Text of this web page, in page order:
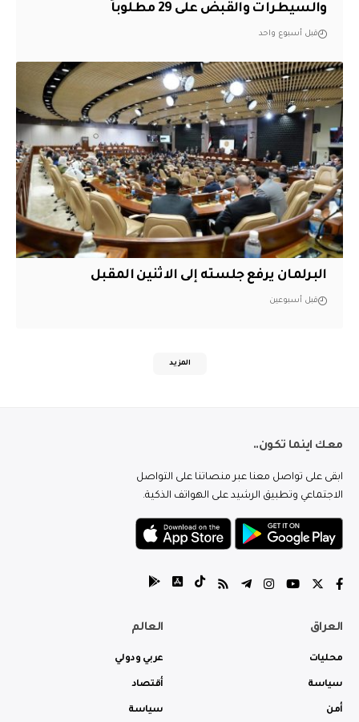
والسيطرات والقبض على 29 مطلوباً
قبل أسبوع واحد
البرلمان يرفع جلسته إلى الاثنين المقبل
قبل أسبوعين
المزيد
معك اينما تكون..
ابقى على تواصل معنا عبر منصاتنا على التواصل
الاجتماعي وتطبيق الرشيد على الهواتف الذكية.
العراق
محليات
سياسة
أمن
العالم
عربي ودولي
أقتصاد
سياسة